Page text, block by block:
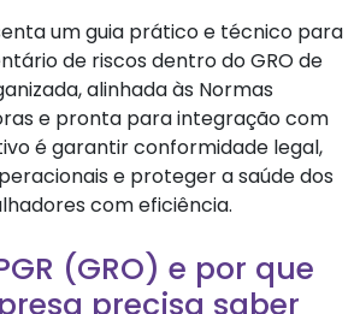
um guia prático e técnico para
de riscos dentro do GRO de
alinhada às Normas
e pronta para integração com
é garantir conformidade legal,
e proteger a saúde dos
com eficiência.
(GRO) e por que
precisa saber